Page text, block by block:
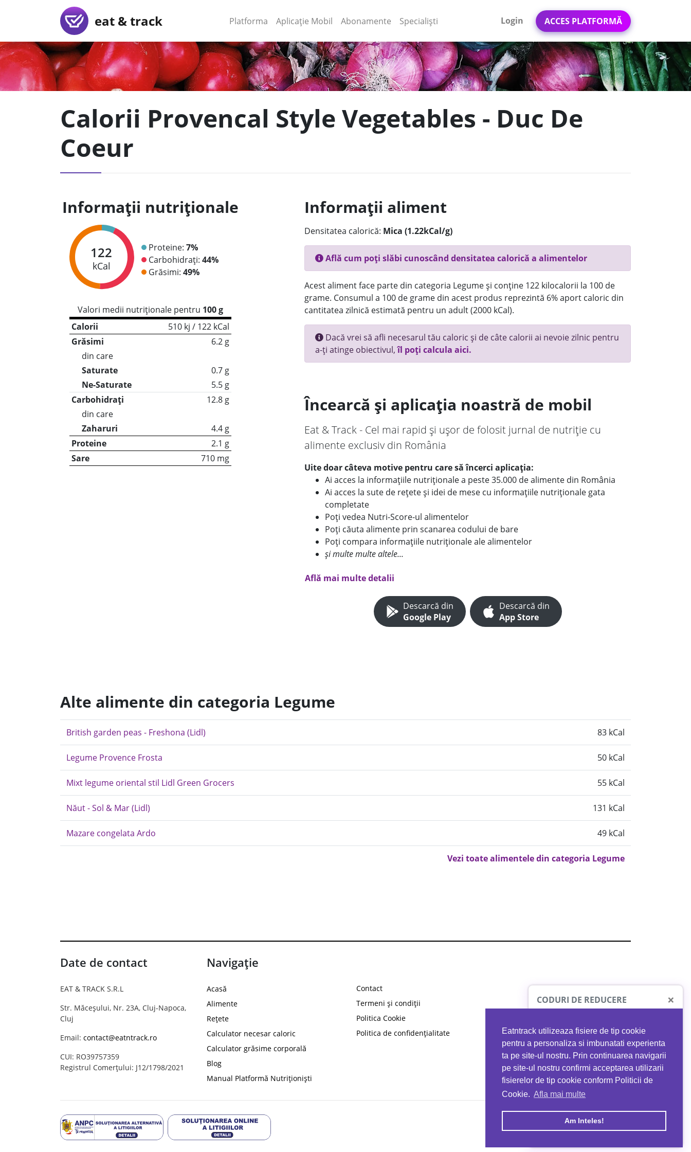
Eatntrack utilizeaza fisiere de tip cookie
pentru a personaliza si imbunatati experienta
ta pe site-ul nostru. Prin continuarea navigarii
pe site-ul nostru confirmi acceptarea utilizarii
fisierelor de tip cookie conform Politicii de
Cookie. Afla mai multe
Am Inteles!
eat & track Platforma (current)
Aplicație Mobil (current)
Abonamente Specialiști Login ACCES PLATFORMĂ
Calorii Provencal Style Vegetables - Duc De
Coeur
Informații nutriționale
122
kCal
Proteine: 7%
Carbohidrați: 44%
Grăsimi: 49%
Valori medii nutriționale pentru 100 g
Calorii
510 kj / 122 kCal
Grăsimi
6.2 g
din care
Saturate
0.7 g
Ne-Saturate
5.5 g
Carbohidrați
12.8 g
din care
Zaharuri
4.4 g
Proteine
2.1 g
Sare
710 mg
Informații aliment
Densitatea calorică: Mica (1.22kCal/g)
Află cum poți slăbi cunoscând densitatea calorică a alimentelor
Acest aliment face parte din categoria Legume și conține 122 kilocalorii la 100 de
grame. Consumul a 100 de grame din acest produs reprezintă 6% aport caloric din
cantitatea zilnică estimată pentru un adult (2000 kCal).
Dacă vrei să afli necesarul tău caloric și de câte calorii ai nevoie zilnic pentru
a-ți atinge obiectivul,îl poți calcula aici.
Încearcă și aplicația noastră de mobil
Eat & Track - Cel mai rapid și ușor de folosit jurnal de nutriție cu
alimente exclusiv din România
Uite doar câteva motive pentru care să încerci aplicația:
Ai acces la informațiile nutriționale a peste 35.000 de alimente din România
Ai acces la sute de rețete și idei de mese cu informațiile nutriționale gata
completate
Poți vedea Nutri-Score-ul alimentelor
Poți căuta alimente prin scanarea codului de bare
Poți compara informațiile nutriționale ale alimentelor
și multe multe altele...
Află mai multe detalii
Descarcă din
Google Play
Descarcă din
App Store
Alte alimente din categoria Legume
British garden peas - Freshona (Lidl) 83 kCal
Legume Provence Frosta 50 kCal
Mixt legume oriental stil Lidl Green Grocers 55 kCal
Năut - Sol & Mar (Lidl) 131 kCal
Mazare congelata Ardo 49 kCal
Vezi toate alimentele din categoria Legume
Date de contact
EAT & TRACK S.R.L
Str. Măceșului, Nr. 23A, Cluj-Napoca,
Cluj
Email: contact@eatntrack.ro
CUI: RO39757359
Registrul Comerțului: J12/1798/2021
Navigație
Acasă
Alimente
Rețete
Calculator necesar caloric
Calculator grăsime corporală
Blog
Manual Platformă Nutriționiști
Contact
Termeni și condiții
Politica Cookie
Politica de confidențialitate
CODURI DE REDUCERE ×
PROTO41
reducere la orice comandă
EATNTRACK
MYPROTEIN
Ai40%reducere la orice comandă
folosind codul EATTRACK